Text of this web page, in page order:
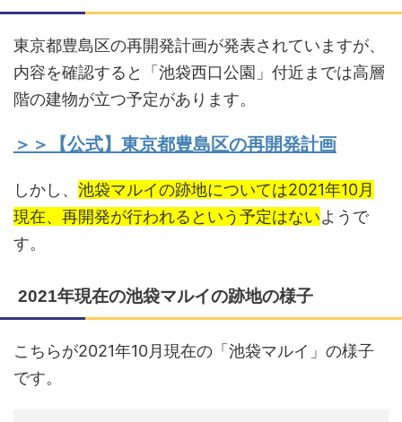
東京都豊島区の再開発計画が発表されていますが、
内容を確認すると「池袋西口公園」付近までは高層
階の建物が立つ予定があります。
＞＞【公式】東京都豊島区の再開発計画
しかし、 池袋マルイの跡地については2021年10月
現在、再開発が行われるという予定はないようで
す。
2021年現在の池袋マルイの跡地の様子
こちらが2021年10月現在の「池袋マルイ」の様子
です。